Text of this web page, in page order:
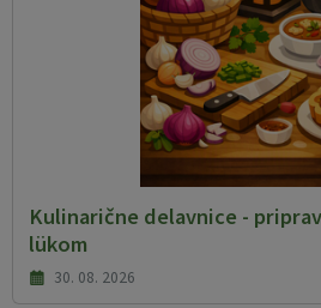
Kulinarične delavnice -
lükom
30. 08. 2026